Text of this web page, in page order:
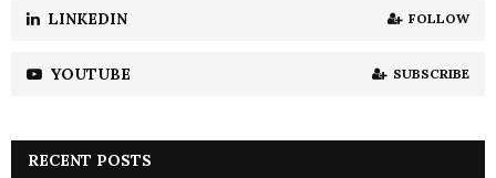
LINKEDIN FOLLOW
YOUTUBE SUBSCRIBE
RECENT POSTS